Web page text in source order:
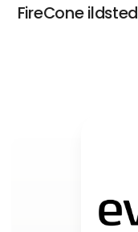
FireCone ildsted